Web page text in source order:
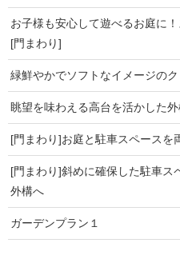
お子様も安心して遊べるお庭に
[門まわり]
緑鮮やかでソフトなイメージの
眺望を味わえる高台を活かした
[門まわり]お庭と駐車スペースを
[門まわり]斜めに確保した駐車ス
外構へ
ガーデンプラン１